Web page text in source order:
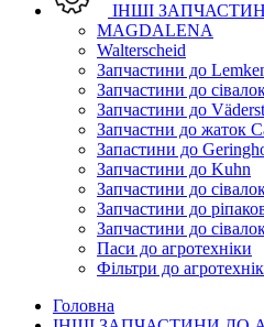
ІНШІ
MAGDALENA
Walterscheid
Запчастини до
Запчастини до
Запчастини до
Запчастни до жаток
Запастини до
Запчастини до Kuhn
Запчастини до
Запчастини до
Запчастини до
Паси до агротехніки
Фільтри до
Головна